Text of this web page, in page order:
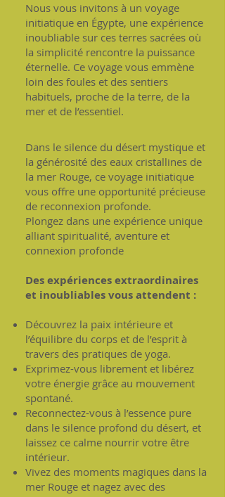
Nous vous invitons à un voyage
initiatique en Égypte, une expérience
inoubliable sur ces terres sacrées où
la simplicité rencontre la puissance
éternelle. Ce voyage vous emmène
loin des foules et des sentiers
habituels, proche de la terre, de la
mer et de l’essentiel.
Dans le silence du désert mystique et
la générosité des eaux cristallines de
la mer Rouge, ce voyage initiatique
vous offre une opportunité précieuse
de reconnexion profonde.​
Plongez dans une expérience unique
alliant spiritualité, aventure et
connexion profonde​
Des expériences extraordinaires
et inoubliables vous attendent :
Découvrez la paix intérieure et
l’équilibre du corps et de l’esprit à
travers des pratiques de yoga.
Exprimez-vous librement et libérez
votre énergie grâce au mouvement
spontané.
Reconnectez-vous à l’essence pure
dans le silence profond du désert, et
laissez ce calme nourrir votre être
intérieur.
Vivez des moments magiques dans la
mer Rouge et nagez avec des